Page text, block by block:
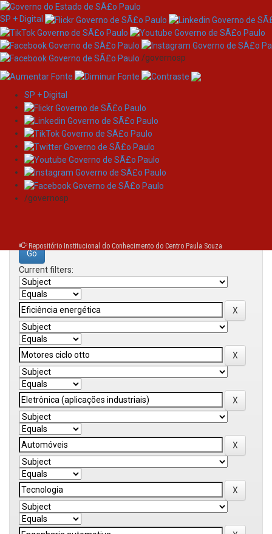
Skip
navigation
SP + Digital
/governosp
SP + Digital
/governosp
Repositório Institucional do Conhecimento do Centro Paula Souza
Search
Search:
Current filters: